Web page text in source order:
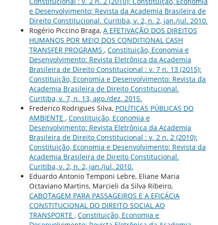
e Desenvolvimento: Revista da Academia Brasileira de
Direito Constitucional. Curitiba, v. 2, n. 2, jan./jul. 2010.
Rogério Piccino Braga, A EFETIVAÇÃO DOS DIREITOS
HUMANOS POR MEIO DOS CONDITIONAL CASH
TRANSFER PROGRAMS , Constituição, Economia e
Desenvolvimento: Revista Eletrônica da Academia
Brasileira de Direito Constitucional : v. 7 n. 13 (2015):
Constituição, Economia e Desenvolvimento: Revista da
Academia Brasileira de Direito Constitucional.
Curitiba, v. 7, n. 13, ago./dez. 2015.
Frederico Rodrigues Silva, POLÍTICAS PÚBLICAS DO
AMBIENTE , Constituição, Economia e
Desenvolvimento: Revista Eletrônica da Academia
Brasileira de Direito Constitucional : v. 2 n. 2 (2010):
Constituição, Economia e Desenvolvimento: Revista da
Academia Brasileira de Direito Constitucional.
Curitiba, v. 2, n. 2, jan./jul. 2010.
Eduardo Antonio Temponi Lebre, Eliane Maria
Octaviano Martins, Marcieli da Silva Ribeiro,
CABOTAGEM PARA PASSAGEIROS E A EFICÁCIA
CONSTITUCIONAL DO DIREITO SOCIAL AO
TRANSPORTE , Constituição, Economia e